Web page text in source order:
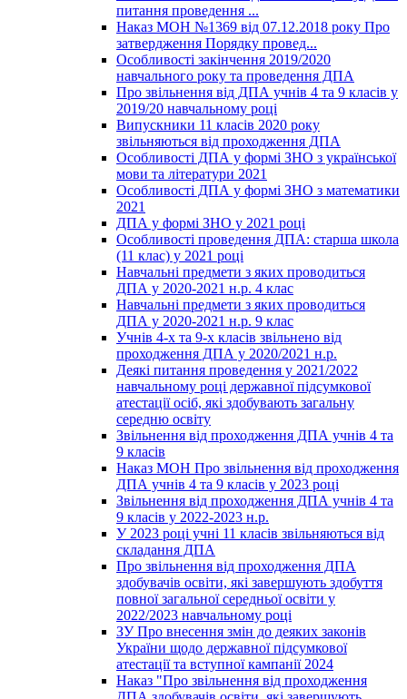
питання проведення ...
Наказ МОН №1369 від 07.12.2018 року Про
затвердження Порядку провед...
Особливості закінчення 2019/2020
навчального року та проведення ДПА
Про звільнення від ДПА учнів 4 та 9 класів у
2019/20 навчальному році
Випускники 11 класів 2020 року
звільняються від проходження ДПА
Особливості ДПА у формі ЗНО з української
мови та літератури 2021
Особливості ДПА у формі ЗНО з математики
2021
ДПА у формі ЗНО у 2021 році
Особливості проведення ДПА: старша школа
(11 клас) у 2021 році
Навчальні предмети з яких проводиться
ДПА у 2020-2021 н.р. 4 клас
Навчальні предмети з яких проводиться
ДПА у 2020-2021 н.р. 9 клас
Учнів 4-х та 9-х класів звільнено від
проходження ДПА у 2020/2021 н.р.
Деякі питання проведення у 2021/2022
навчальному році державної підсумкової
атестації осіб, які здобувають загальну
середню освіту
Звільнення від проходження ДПА учнів 4 та
9 класів
Наказ МОН Про звільнення від проходження
ДПА учнів 4 та 9 класів у 2023 році
Звільнення від проходження ДПА учнів 4 та
9 класів у 2022-2023 н.р.
У 2023 році учні 11 класів звільняються від
складання ДПА
Про звільнення від проходження ДПА
здобувачів освіти, які завершують здобуття
повної загальної середньої освіти у
2022/2023 навчальному році
ЗУ Про внесення змін до деяких законів
України щодо державної підсумкової
атестації та вступної кампанії 2024
Наказ "Про звільнення від проходження